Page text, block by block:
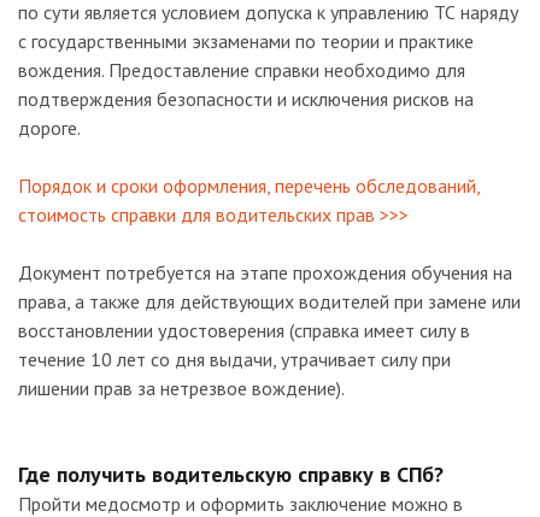
по сути является условием допуска к управлению ТС наряду
с государственными экзаменами по теории и практике
вождения. Предоставление справки необходимо для
подтверждения безопасности и исключения рисков на
дороге.
Порядок и сроки оформления, перечень обследований,
стоимость справки для водительских прав >>>
Документ потребуется на этапе прохождения обучения на
права, а также для действующих водителей при замене или
восстановлении удостоверения (справка имеет силу в
течение 10 лет со дня выдачи, утрачивает силу при
лишении прав за нетрезвое вождение).
Где получить водительскую справку в СПб?
Пройти медосмотр и оформить заключение можно в